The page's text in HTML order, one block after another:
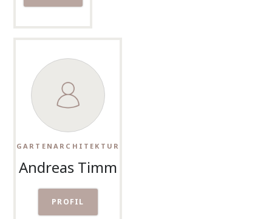
GARTENARCHITEKTUR
Andreas Timm
PROFIL